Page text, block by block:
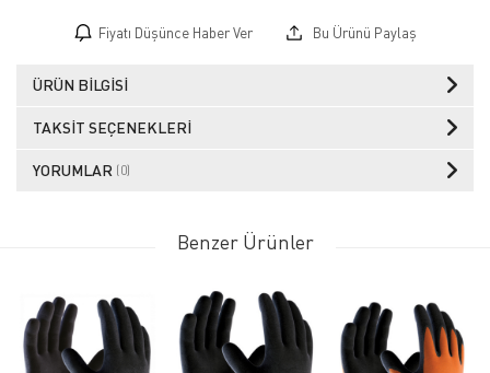
Fiyatı Düşünce Haber Ver Bu Ürünü Paylaş
ÜRÜN BILGISI
TAKSIT SEÇENEKLERI
YORUMLAR (0)
Benzer Ürünler